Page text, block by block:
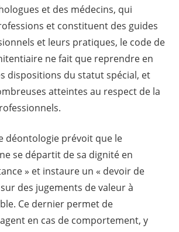
et des médecins, qui
et constituent des guides
et leurs pratiques, le code de
ne fait que reprendre en
dispositions du statut spécial, et
atteintes au respect de la
déontologie prévoit que le
se départit de sa dignité en
» et instaure un « devoir de
des jugements de valeur à
Ce dernier permet de
en cas de comportement, y